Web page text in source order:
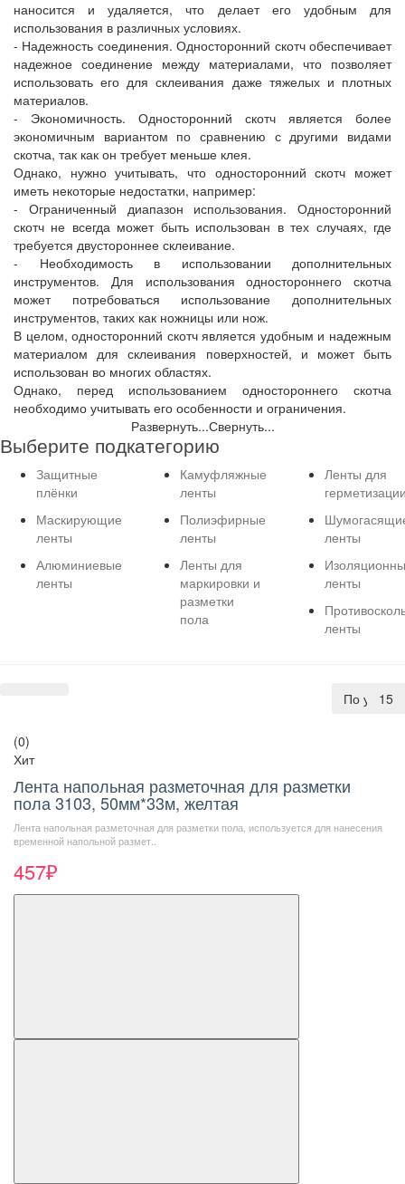
наносится и удаляется, что делает его удобным для
использования в различных условиях.
- Надежность соединения. Односторонний скотч обеспечивает
надежное соединение между материалами, что позволяет
использовать его для склеивания даже тяжелых и плотных
материалов.
- Экономичность. Односторонний скотч является более
экономичным вариантом по сравнению с другими видами
скотча, так как он требует меньше клея.
Однако, нужно учитывать, что односторонний скотч может
иметь некоторые недостатки, например:
- Ограниченный диапазон использования. Односторонний
скотч не всегда может быть использован в тех случаях, где
требуется двустороннее склеивание.
- Необходимость в использовании дополнительных
инструментов. Для использования одностороннего скотча
может потребоваться использование дополнительных
инструментов, таких как ножницы или нож.
В целом, односторонний скотч является удобным и надежным
материалом для склеивания поверхностей, и может быть
использован во многих областях.
Однако, перед использованием одностороннего скотча
необходимо учитывать его особенности и ограничения.
Развернуть...Свернуть...
Выберите подкатегорию
Защитные
плёнки
Камуфляжные
ленты
Ленты для
Маскирующие
ленты
Полиэфирные
ленты
ленты
Алюминиевые
ленты
Ленты для
маркировки и
разметки
пола
ленты
ленты
15
По
(0)
Хит
Лента напольная разметочная для разметки
пола 3103, 50мм*33м, желтая
Лента напольная разметочная для разметки пола, используется для нанесения
временной напольной размет..
457₽